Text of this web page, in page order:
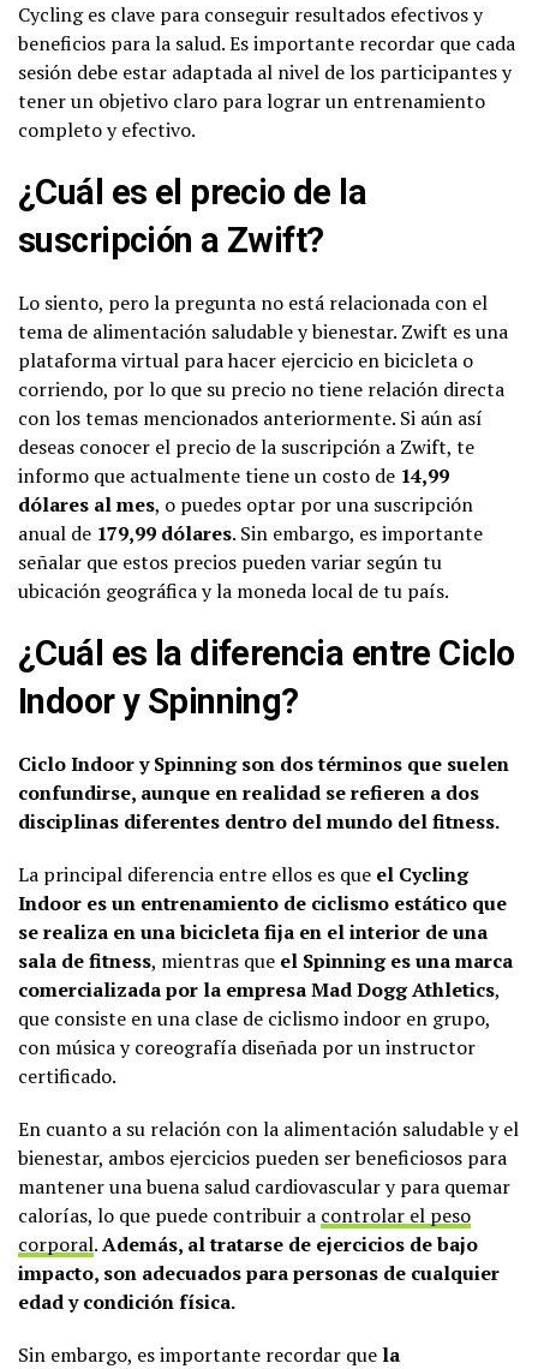
Cycling es clave para conseguir resultados efectivos y
beneficios para la salud. Es importante recordar que cada
sesión debe estar adaptada al nivel de los participantes y
tener un objetivo claro para lograr un entrenamiento
completo y efectivo.
¿Cuál es el precio de la
suscripción a Zwift?
Lo siento, pero la pregunta no está relacionada con el
tema de alimentación saludable y bienestar. Zwift es una
plataforma virtual para hacer ejercicio en bicicleta o
corriendo, por lo que su precio no tiene relación directa
con los temas mencionados anteriormente. Si aún así
deseas conocer el precio de la suscripción a Zwift, te
informo que actualmente tiene un costo de 14,99
dólares al mes, o puedes optar por una suscripción
anual de 179,99 dólares. Sin embargo, es importante
señalar que estos precios pueden variar según tu
ubicación geográfica y la moneda local de tu país.
¿Cuál es la diferencia entre Ciclo
Indoor y Spinning?
Ciclo Indoor y Spinning son dos términos que suelen
confundirse, aunque en realidad se refieren a dos
disciplinas diferentes dentro del mundo del fitness.
La principal diferencia entre ellos es que el Cycling
Indoor es un entrenamiento de ciclismo estático que
se realiza en una bicicleta fija en el interior de una
sala de fitness, mientras que el Spinning es una marca
comercializada por la empresa Mad Dogg Athletics,
que consiste en una clase de ciclismo indoor en grupo,
con música y coreografía diseñada por un instructor
certificado.
En cuanto a su relación con la alimentación saludable y el
bienestar, ambos ejercicios pueden ser beneficiosos para
mantener una buena salud cardiovascular y para quemar
calorías, lo que puede contribuir a controlar el peso
corporal.Además, al tratarse de ejercicios de bajo
impacto, son adecuados para personas de cualquier
edad y condición física.
Sin embargo, es importante recordar que la